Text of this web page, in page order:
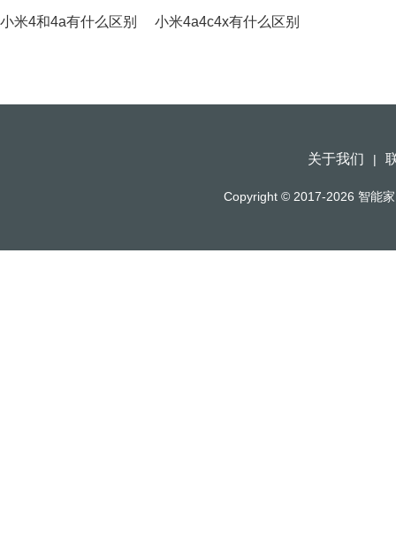
小米4和4a有什么区别 小米4a4c4x有什么区别
关于我们 |
Copyright © 2017-2026 智能